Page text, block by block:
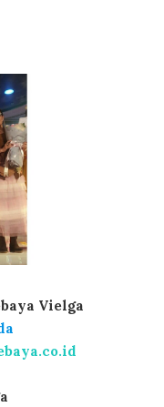
Vielga